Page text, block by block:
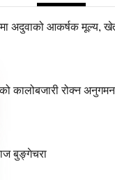
अदुवाको आकर्षक मूल्य,
कालोबजारी रोक्न
बुङ्गेचरा